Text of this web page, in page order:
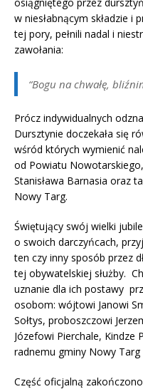
w niesłabnącym składzie i
tej pory, pełnili nadal i
zawołania:
“Bogu na chwałę,
Prócz indywidualnych
Dursztynie doczekała się
wśród których wymienić
od Powiatu
Stanisława Barnasia oraz
Nowy Targ.
Świętujący swój wielki
o swoich darczyńcach,
ten czy inny sposób przez
tej obywatelskiej służby.
uznanie dla ich postawy
osobom: wójtowi Janowi
Sołtys, proboszczowi
Józefowi Pierchale, Kindze
radnemu gminy Nowy
Część oficjalną